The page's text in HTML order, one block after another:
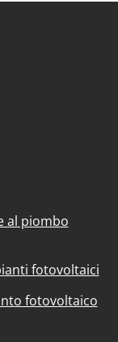
al piombo
fotovoltaici
fotovoltaico